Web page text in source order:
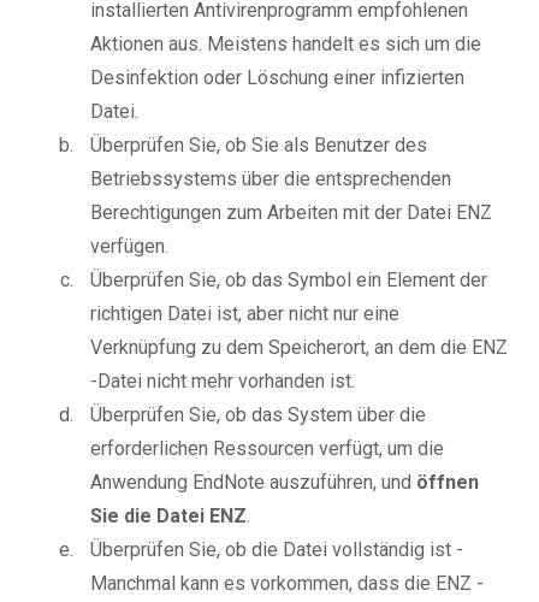
installierten Antivirenprogramm empfohlenen
Aktionen aus. Meistens handelt es sich um die
Desinfektion oder Löschung einer infizierten
Datei.
Überprüfen Sie, ob Sie als Benutzer des
Betriebssystems über die entsprechenden
Berechtigungen zum Arbeiten mit der Datei ENZ
verfügen.
Überprüfen Sie, ob das Symbol ein Element der
richtigen Datei ist, aber nicht nur eine
Verknüpfung zu dem Speicherort, an dem die ENZ
-Datei nicht mehr vorhanden ist.
Überprüfen Sie, ob das System über die
erforderlichen Ressourcen verfügt, um die
Anwendung EndNote auszuführen, und öffnen
Sie die Datei ENZ.
Überprüfen Sie, ob die Datei vollständig ist -
Manchmal kann es vorkommen, dass die ENZ -